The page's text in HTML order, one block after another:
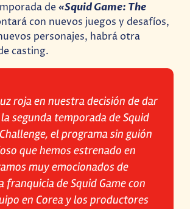
de«Squid Game: The
con nuevos juegos y desafíos,
personajes, habrá otra
casting.
roja en nuestra decisión de dar
segunda temporada de Squid
el programa sin guión
que hemos estrenado en
muy emocionados de
franquicia de Squid Game con
en Corea y los productores